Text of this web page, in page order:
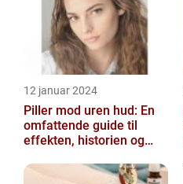
12 januar 2024
Piller mod uren hud: En
omfattende guide til
effekten, historien og